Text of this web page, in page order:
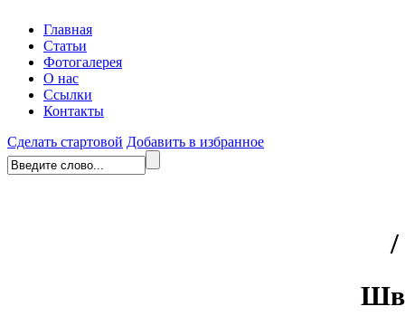
Главная
Статьи
Фотогалерея
О нас
Ссылки
Контакты
Сделать стартовой Добавить в избранное
/